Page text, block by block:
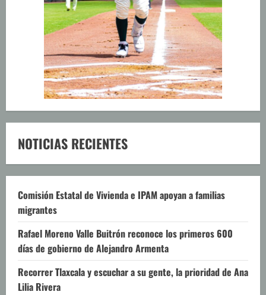
NOTICIAS RECIENTES
Comisión Estatal de Vivienda e IPAM apoyan a familias
migrantes
Rafael Moreno Valle Buitrón reconoce los primeros 600
días de gobierno de Alejandro Armenta
Recorrer Tlaxcala y escuchar a su gente, la prioridad de Ana
Lilia Rivera